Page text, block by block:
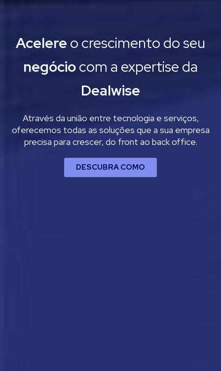
Acelere o crescimento do seu
negóciocom a expertise da
Dealwise
Através da união entre tecnologia e serviços,
oferecemos todas as soluções que a sua empresa
precisa para crescer, do front ao back office.
DESCUBRA COMO